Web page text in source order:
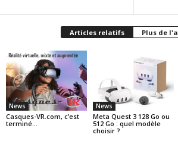
Articles relatifs Plus de
News
Casques-VR.com, c’est
terminé…
News
Meta Quest 3 128 Go ou
512 Go : quel modèle
choisir ?